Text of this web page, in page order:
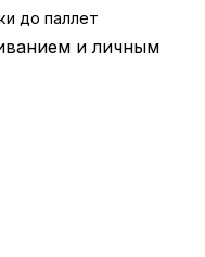
до паллет
и личным